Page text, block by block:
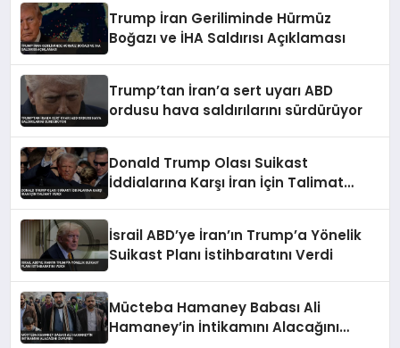
Trump İran Geriliminde Hürmüz
Boğazı ve İHA Saldırısı Açıklaması
Trump’tan İran’a sert uyarı ABD
ordusu hava saldırılarını sürdürüyor
Donald Trump Olası Suikast
İddialarına Karşı İran İçin Talimat
İsrail ABD’ye İran’ın Trump’a Yönelik
Suikast Planı İstihbaratını Verdi
Mücteba Hamaney Babası Ali
Hamaney’in İntikamını Alacağını